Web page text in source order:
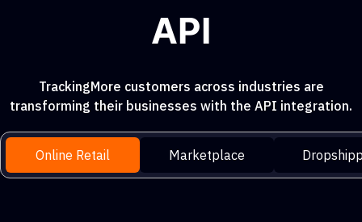
API
TrackingMore customers across industries are
transforming their businesses with the API integration.
Online Retail Marketplace